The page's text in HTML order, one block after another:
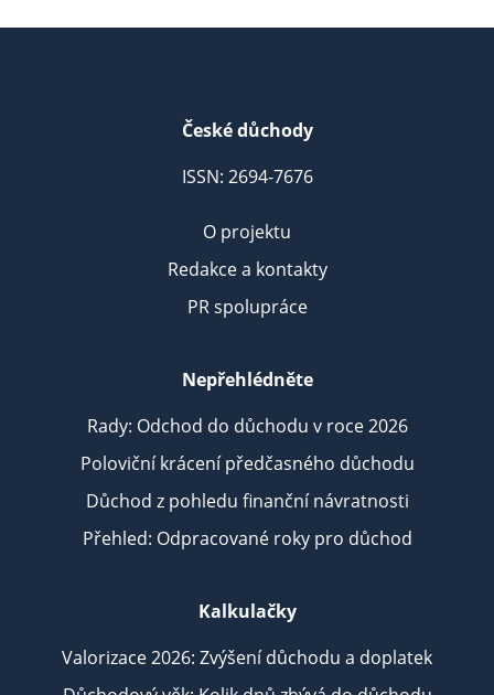
České důchody
ISSN: 2694-7676
O projektu
Redakce a kontakty
PR spolupráce
Nepřehlédněte
Rady: Odchod do důchodu v roce 2026
Poloviční krácení předčasného důchodu
Důchod z pohledu finanční návratnosti
Přehled: Odpracované roky pro důchod
Kalkulačky
Valorizace 2026: Zvýšení důchodu a doplatek